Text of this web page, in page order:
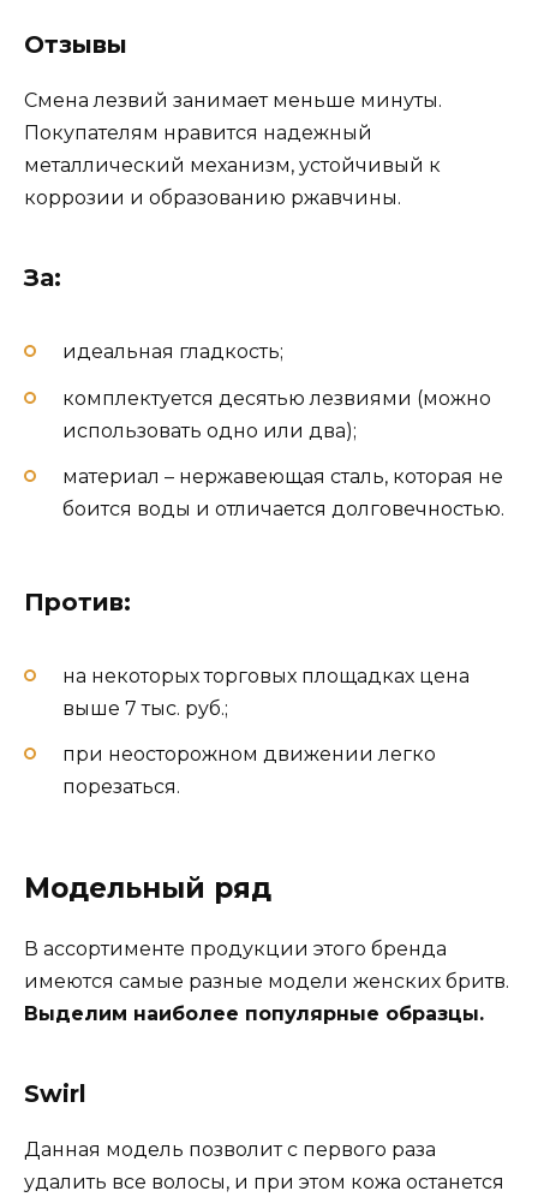
Отзывы
Смена лезвий занимает меньше минуты.
Покупателям нравится надежный
металлический механизм, устойчивый к
коррозии и образованию ржавчины.
За:
идеальная гладкость;
комплектуется десятью лезвиями (можно
использовать одно или два);
материал – нержавеющая сталь, которая не
боится воды и отличается долговечностью.
Против:
на некоторых торговых площадках цена
выше 7 тыс. руб.;
при неосторожном движении легко
порезаться.
Модельный ряд
В ассортименте продукции этого бренда
имеются самые разные модели женских бритв.
Выделим наиболее популярные образцы.
Swirl
Данная модель позволит с первого раза
удалить все волосы, и при этом кожа останется